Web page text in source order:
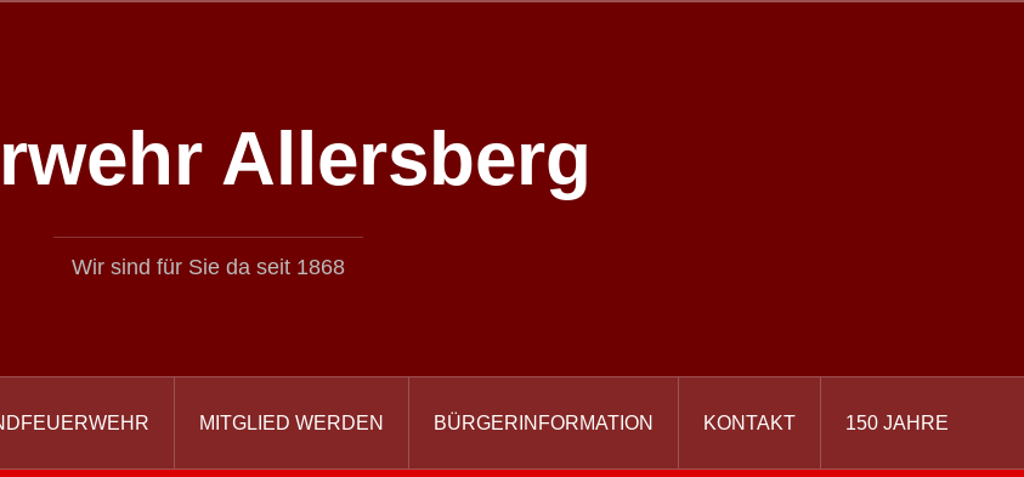
Allersberg
Wir sind für Sie da seit 1868
MITGLIED WERDEN BÜRGERINFORMATION KONTAKT 150 JAHRE